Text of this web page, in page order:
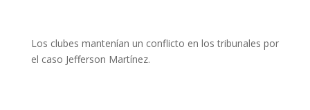
Los clubes mantenían un conflicto en los tribunales por
el caso Jefferson Martínez.